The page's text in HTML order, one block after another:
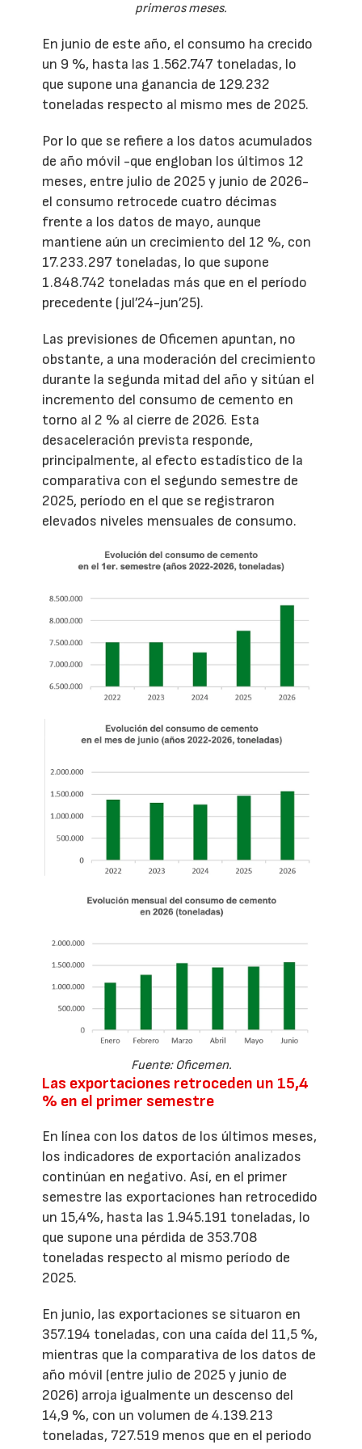
primeros meses.
En junio de este año, el consumo ha crecido
un 9 %, hasta las 1.562.747 toneladas, lo
que supone una ganancia de 129.232
toneladas respecto al mismo mes de 2025.
Por lo que se refiere a los datos acumulados
de año móvil -que engloban los últimos 12
meses, entre julio de 2025 y junio de 2026-
el consumo retrocede cuatro décimas
frente a los datos de mayo, aunque
mantiene aún un crecimiento del 12 %, con
17.233.297 toneladas, lo que supone
1.848.742 toneladas más que en el período
precedente (jul’24-jun’25).
Las previsiones de Oficemen apuntan, no
obstante, a una moderación del crecimiento
durante la segunda mitad del año y sitúan el
incremento del consumo de cemento en
torno al 2 % al cierre de 2026. Esta
desaceleración prevista responde,
principalmente, al efecto estadístico de la
comparativa con el segundo semestre de
2025, período en el que se registraron
elevados niveles mensuales de consumo.
Fuente: Oficemen.
Las exportaciones retroceden un 15,4
% en el primer semestre
En línea con los datos de los últimos meses,
los indicadores de exportación analizados
continúan en negativo. Así, en el primer
semestre las exportaciones han retrocedido
un 15,4%, hasta las 1.945.191 toneladas, lo
que supone una pérdida de 353.708
toneladas respecto al mismo período de
2025.
En junio, las exportaciones se situaron en
357.194 toneladas, con una caída del 11,5 %,
mientras que la comparativa de los datos de
año móvil (entre julio de 2025 y junio de
2026) arroja igualmente un descenso del
14,9 %, con un volumen de 4.139.213
toneladas, 727.519 menos que en el periodo